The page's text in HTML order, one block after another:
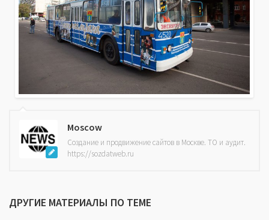
Moscow
Создание и продвижение сайтов в Москве. ТО и аудит.
https://sozdatweb.ru
ДРУГИЕ МАТЕРИАЛЫ ПО ТЕМЕ